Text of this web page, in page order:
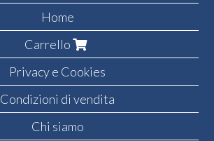
Home
Carrello
Privacy e Cookies
Condizioni di vendita
Chi siamo